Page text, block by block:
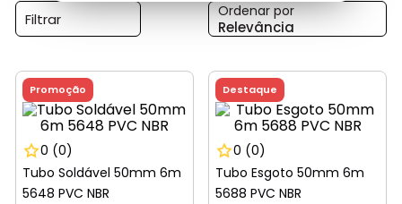
6º
telha
8º
cimento
9º
vaso sanitário
10
janela
Ordenar por
Relevância
Filtrar
Promoção
0 (0)
Tubo Soldável 50mm 6m
5648 PVC NBR
Destaque
0 (0)
Tubo Esgoto 50mm 6m
5688 PVC NBR